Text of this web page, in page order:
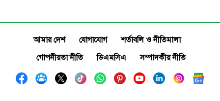
আমার দেশ যোগাযোগ
শর্তাবলি ও নীতিমালা
গোপনীয়তা নীতি
ডিএমসিএ সম্পাদকীয় নীতি